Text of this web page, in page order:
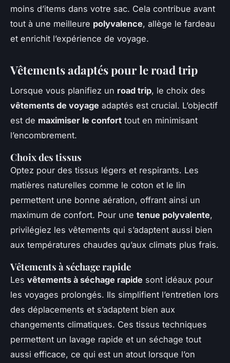
moins d’items dans votre sac. Cela contribue avant
tout à une meilleure polyvalence, allège le fardeau
et enrichit l’expérience de voyage.
Vêtements adaptés pour le road trip
Lorsque vous planifiez un road trip, le choix des
vêtements de voyage adaptés est crucial. L’objectif
est de maximiser le confort tout en minimisant
l’encombrement.
Choix des tissus
Optez pour des tissus légers et respirants. Les
matières naturelles comme le coton et le lin
permettent une bonne aération, offrant ainsi un
maximum de confort. Pour une tenue polyvalente,
privilégiez les vêtements qui s’adaptent aussi bien
aux températures chaudes qu’aux climats plus frais.
Vêtements à séchage rapide
Les vêtements à séchage rapide sont idéaux pour
les voyages prolongés. Ils simplifient l’entretien lors
des déplacements et s’adaptent bien aux
changements climatiques. Ces tissus techniques
permettent un lavage rapide et un séchage tout
aussi efficace, ce qui est un atout lorsque l’on